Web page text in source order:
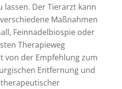
lassen. Der Tierarzt kann
Maßnahmen
Feinnadelbiospie oder
Therapieweg
von der Empfehlung zum
Entfernung und